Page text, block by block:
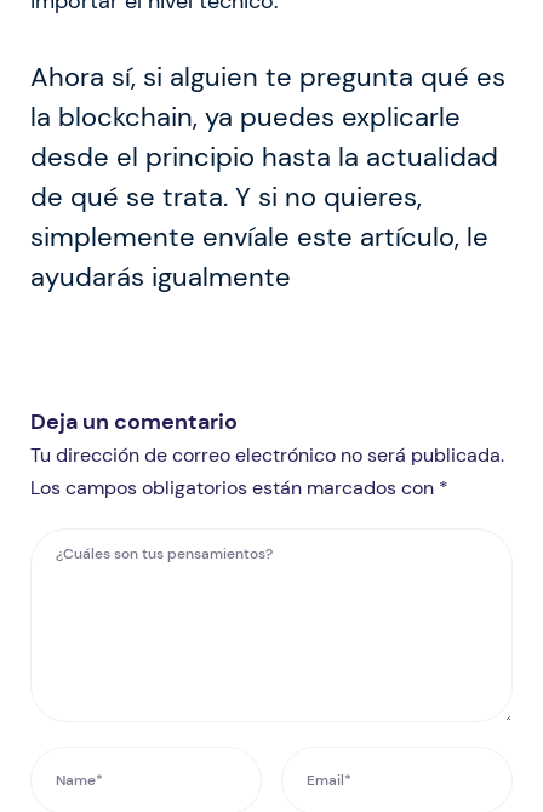
Ahora sí, si alguien te pregunta qué es
la blockchain, ya puedes explicarle
desde el principio hasta la actualidad
de qué se trata. Y si no quieres,
simplemente envíale este artículo, le
ayudarás igualmente
Deja un comentario
Tu dirección de correo electrónico no será publicada.
Los campos obligatorios están marcados con *